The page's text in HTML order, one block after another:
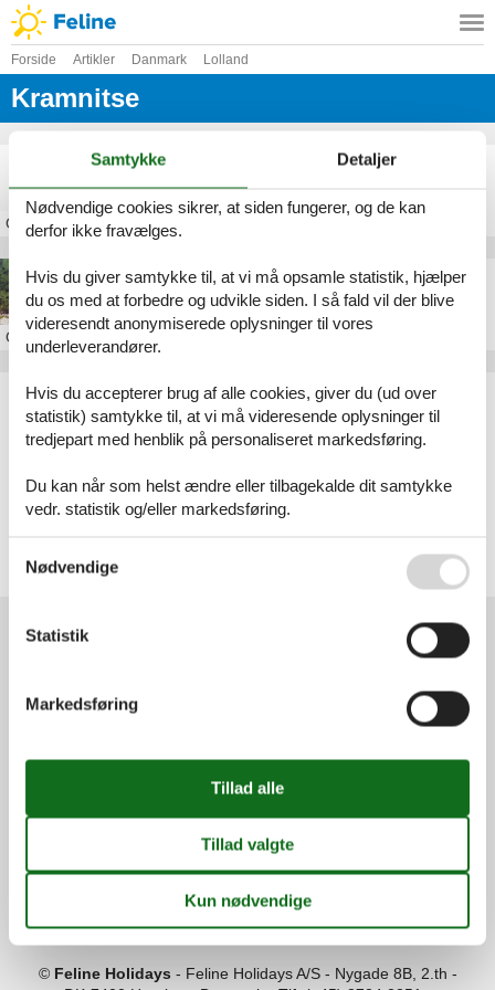
Forside Artikler Danmark Lolland
Kramnitse
Langtidsleje sommerhus Kramnitse
Om Kramnitse
Sommerhus i Kramnitse
Om Kramnitse
Artikeltyper
Alle
Sommerhus
Geografier
Alle
Kramnitse
Om os
© Feline Holidays - Feline Holidays A/S- Nygade 8B, 2.th -
Samtykke Detaljer
Nødvendige cookies sikrer, at siden fungerer, og de kan
derfor ikke fravælges.
Hvis du giver samtykke til, at vi må opsamle statistik, hjælper
du os med at forbedre og udvikle siden. I så fald vil der blive
videresendt anonymiserede oplysninger til vores
underleverandører.
Hvis du accepterer brug af alle cookies, giver du (ud over
statistik) samtykke til, at vi må videresende oplysninger til
tredjepart med henblik på personaliseret markedsføring.
Du kan når som helst ændre eller tilbagekalde dit samtykke
vedr. statistik og/eller markedsføring.
Nødvendige
Statistik
Markedsføring